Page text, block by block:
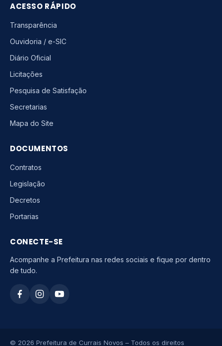
ACESSO RÁPIDO
Transparência
Ouvidoria / e-SIC
Diário Oficial
Licitações
Pesquisa de Satisfação
Secretarias
Mapa do Site
DOCUMENTOS
Contratos
Legislação
Decretos
Portarias
CONECTE-SE
Acompanhe a Prefeitura nas redes sociais e fique por dentro
de tudo.
© 2026 Prefeitura de Currais Novos – Todos os direitos